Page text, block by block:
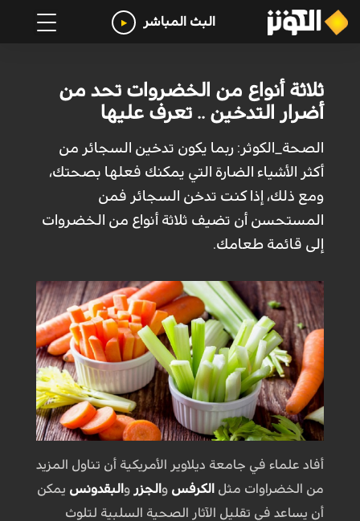
البث المباشر
ثلاثة أنواع من الخضروات تحد من
أضرار التدخين .. تعرف عليها
الصحة_الكوثر: ربما يكون تدخين السجائر من
أكثر الأشياء الضارة التي يمكنك فعلها بصحتك،
ومع ذلك، إذا كنت تدخن السجائر فمن
المستحسن أن تضيف ثلاثة أنواع من الخضروات
إلى قائمة طعامك.
أفاد علماء في جامعة ديلاوير الأمريكية أن تناول المزيد
من الخضراوات مثل الكرفس و الجزر و البقدونس يمكن
أن يساعد في تقليل الآثار الصحية السلبية لتلوث